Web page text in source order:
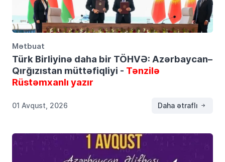
Mətbuat
Türk Birliyinə daha bir TÖHVƏ: Azərbaycan–
Qırğızıstan müttəfiqliyi - Tənzilə
Rüstəmxanlı yazır
01 Avqust, 2026 Daha ətraflı